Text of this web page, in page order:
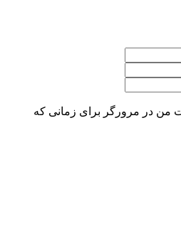
من در مرورگر برای زمانی که